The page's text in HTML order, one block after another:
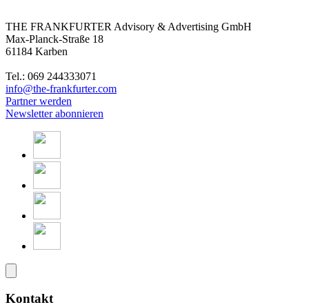
THE FRANKFURTER Advisory & Advertising GmbH
Max-Planck-Straße 18
61184 Karben
Tel.: 069 244333071
info@the-frankfurter.com
Partner werden
Newsletter abonnieren
Kontakt